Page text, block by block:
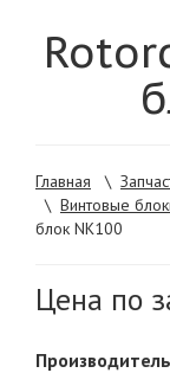
Главная \
\ Винтовые
блок NK100
Цена по